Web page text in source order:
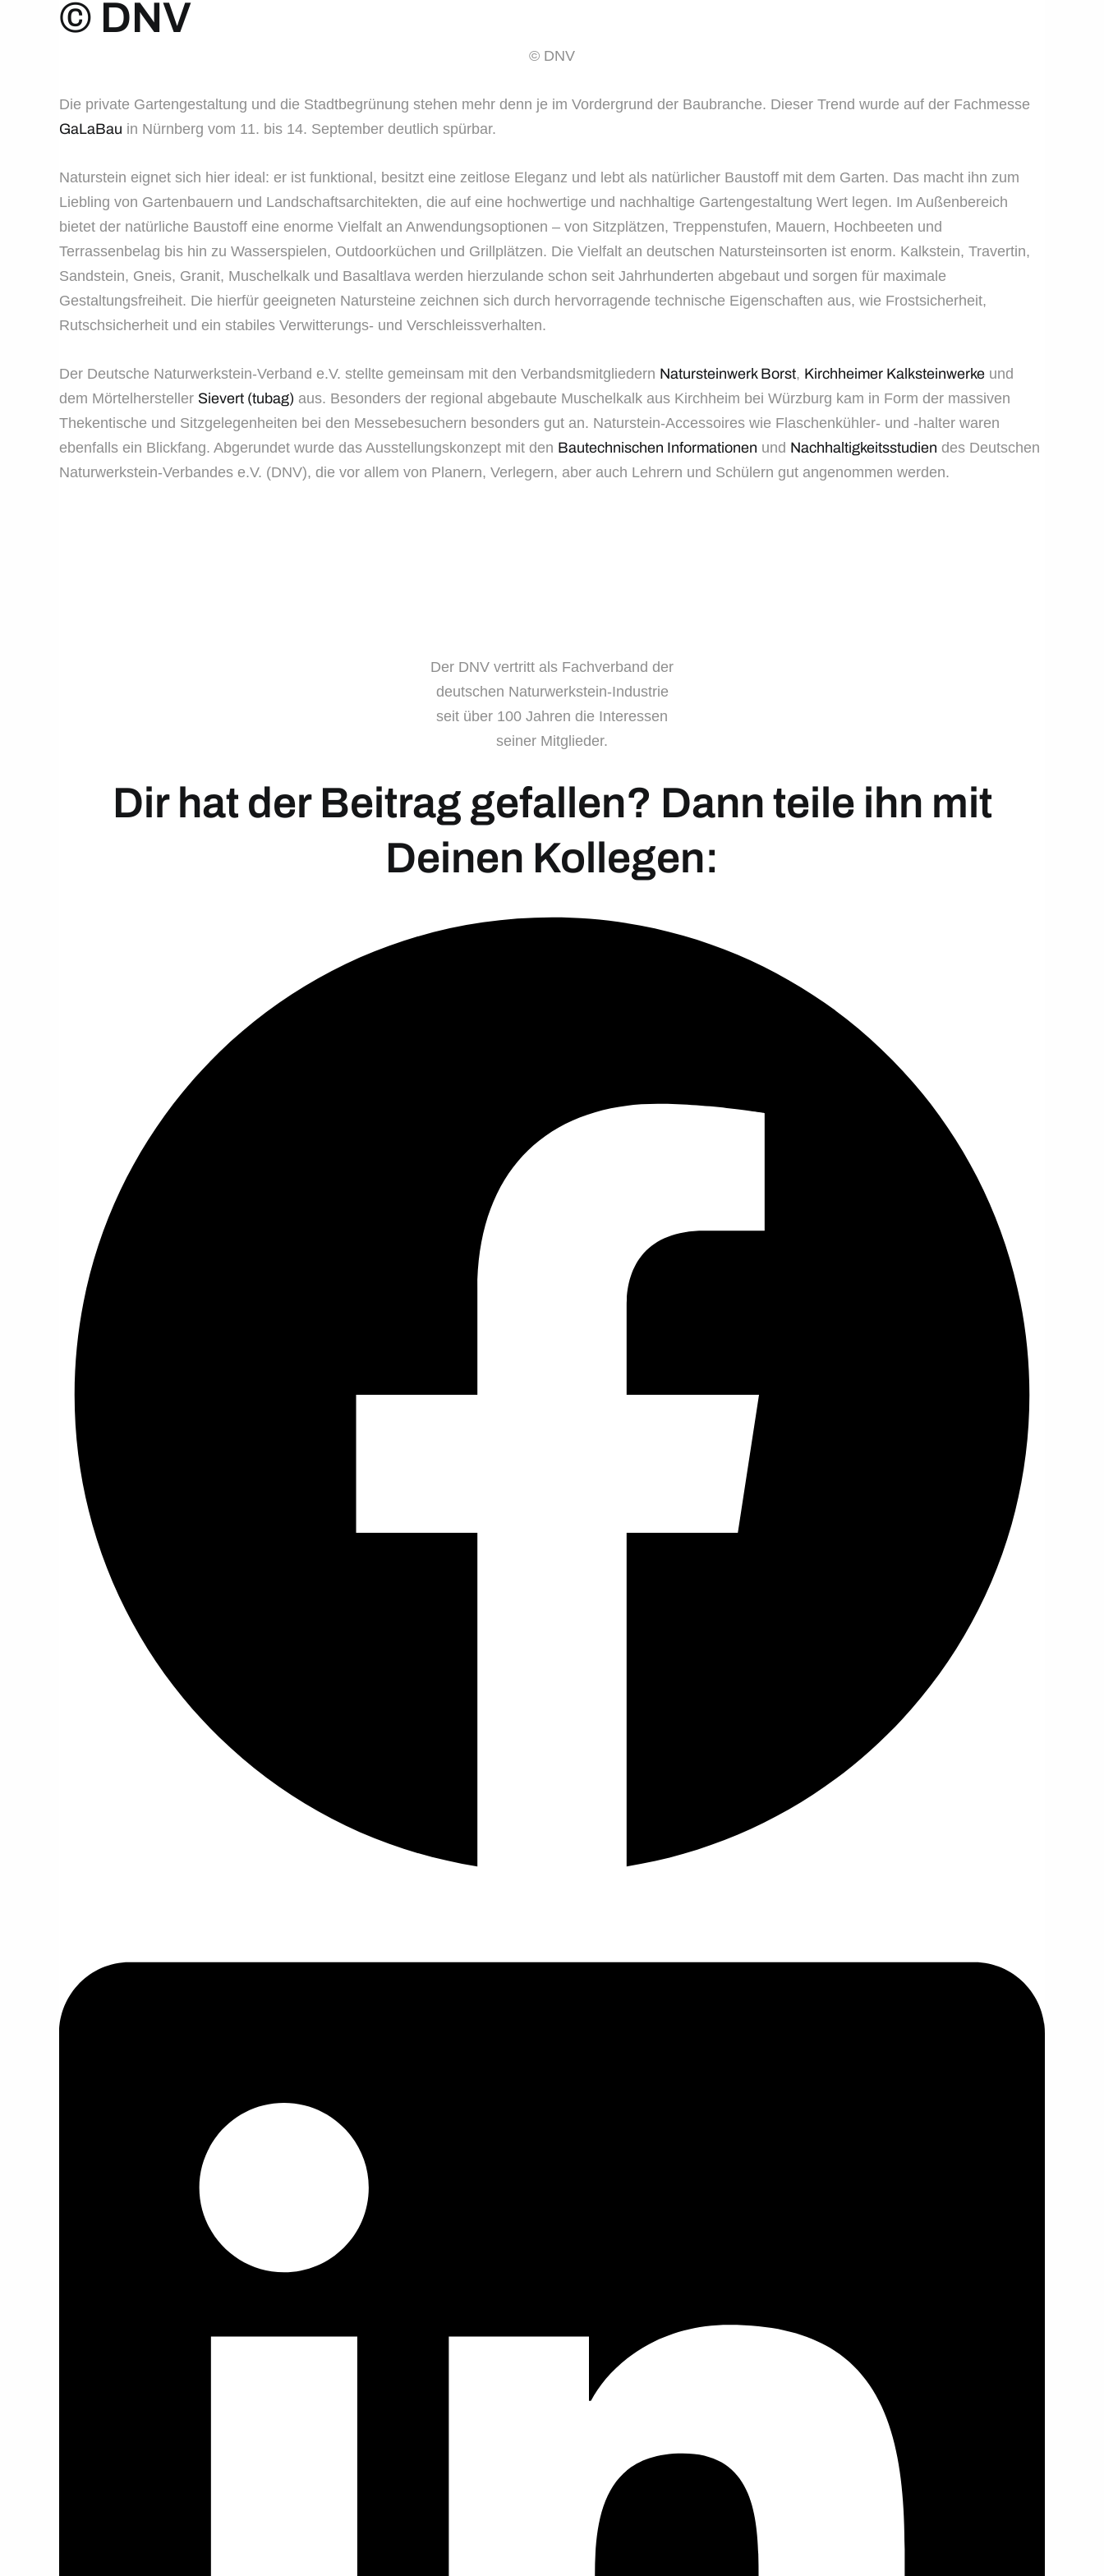
© DNV
© DNV
Die private Gartengestaltung und die Stadtbegrünung stehen mehr denn je im Vordergrund der Baubranche. Dieser Trend wurde auf der Fachmesse
GaLaBau in Nürnberg vom 11. bis 14. September deutlich spürbar.
Naturstein eignet sich hier ideal: er ist funktional, besitzt eine zeitlose Eleganz und lebt als natürlicher Baustoff mit dem Garten. Das macht ihn zum
Liebling von Gartenbauern und Landschaftsarchitekten, die auf eine hochwertige und nachhaltige Gartengestaltung Wert legen. Im Außenbereich
bietet der natürliche Baustoff eine enorme Vielfalt an Anwendungsoptionen – von Sitzplätzen, Treppenstufen, Mauern, Hochbeeten und
Terrassenbelag bis hin zu Wasserspielen, Outdoorküchen und Grillplätzen. Die Vielfalt an deutschen Natursteinsorten ist enorm. Kalkstein, Travertin,
Sandstein, Gneis, Granit, Muschelkalk und Basaltlava werden hierzulande schon seit Jahrhunderten abgebaut und sorgen für maximale
Gestaltungsfreiheit. Die hierfür geeigneten Natursteine zeichnen sich durch hervorragende technische Eigenschaften aus, wie Frostsicherheit,
Rutschsicherheit und ein stabiles Verwitterungs- und Verschleissverhalten.
Der Deutsche Naturwerkstein-Verband e.V. stellte gemeinsam mit den Verbandsmitgliedern Natursteinwerk Borst, Kirchheimer Kalksteinwerke und
dem Mörtelhersteller Sievert (tubag) aus. Besonders der regional abgebaute Muschelkalk aus Kirchheim bei Würzburg kam in Form der massiven
Thekentische und Sitzgelegenheiten bei den Messebesuchern besonders gut an. Naturstein-Accessoires wie Flaschenkühler- und -halter waren
ebenfalls ein Blickfang. Abgerundet wurde das Ausstellungskonzept mit den Bautechnischen Informationen und Nachhaltigkeitsstudien des Deutschen
Naturwerkstein-Verbandes e.V. (DNV), die vor allem von Planern, Verlegern, aber auch Lehrern und Schülern gut angenommen werden.
Der DNV vertritt als Fachverband der
deutschen Naturwerkstein-Industrie
seit über 100 Jahren die Interessen
seiner Mitglieder.
Dir hat der Beitrag gefallen? Dann teile ihn mit
Deinen Kollegen: